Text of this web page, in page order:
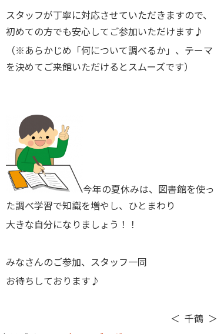
スタッフが丁寧に対応させていただきますので、
初めての方でも安心してご参加いただけます♪
（※あらかじめ「何について調べるか」、テーマ
を決めてご来館いただけるとスムーズです）
今年の夏休みは、図書館を使っ
た調べ学習で知識を増やし、ひとまわり
大きな自分になりましょう！！
みなさんのご参加、スタッフ一同
お待ちしております♪
＜ 千鶴 ＞